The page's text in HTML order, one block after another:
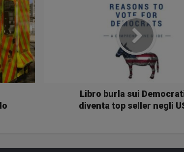
Libro burla sui
diventa top seller negli